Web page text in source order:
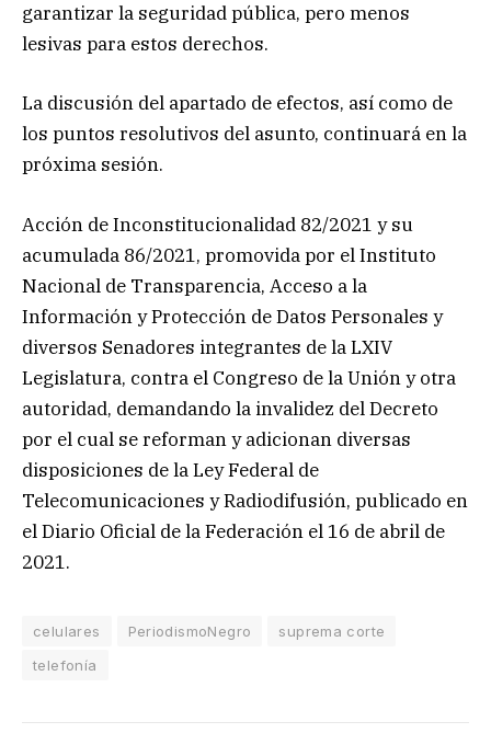
garantizar la seguridad pública, pero menos
lesivas para estos derechos.
La discusión del apartado de efectos, así como de
los puntos resolutivos del asunto, continuará en la
próxima sesión.
Acción de Inconstitucionalidad 82/2021 y su
acumulada 86/2021, promovida por el Instituto
Nacional de Transparencia, Acceso a la
Información y Protección de Datos Personales y
diversos Senadores integrantes de la LXIV
Legislatura, contra el Congreso de la Unión y otra
autoridad, demandando la invalidez del Decreto
por el cual se reforman y adicionan diversas
disposiciones de la Ley Federal de
Telecomunicaciones y Radiodifusión, publicado en
el Diario Oficial de la Federación el 16 de abril de
2021.
celulares PeriodismoNegro
suprema corte
telefonía